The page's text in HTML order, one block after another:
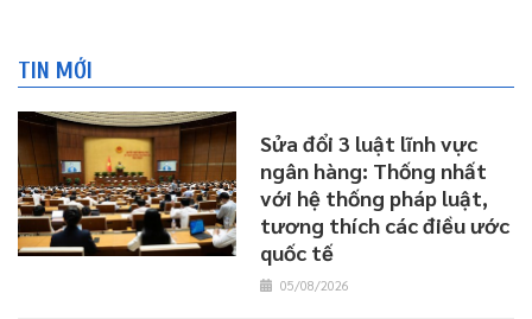
TIN MỚI
Sửa đổi 3 luật lĩnh vực
ngân hàng: Thống nhất
với hệ thống pháp luật,
tương thích các điều ước
quốc tế
05/08/2026